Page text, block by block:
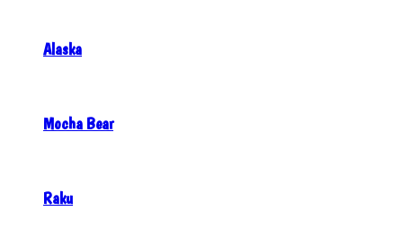
Alaska
Mocha Bear
Raku